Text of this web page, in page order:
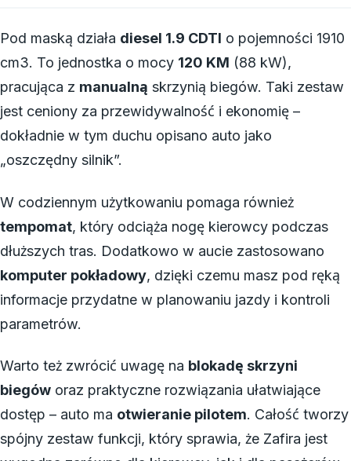
Pod maską działa diesel 1.9 CDTI o pojemności 1910
cm3. To jednostka o mocy 120 KM (88 kW),
pracująca z manualną skrzynią biegów. Taki zestaw
jest ceniony za przewidywalność i ekonomię –
dokładnie w tym duchu opisano auto jako
„oszczędny silnik”.
W codziennym użytkowaniu pomaga również
tempomat, który odciąża nogę kierowcy podczas
dłuższych tras. Dodatkowo w aucie zastosowano
komputer pokładowy, dzięki czemu masz pod ręką
informacje przydatne w planowaniu jazdy i kontroli
parametrów.
Warto też zwrócić uwagę na blokadę skrzyni
biegów oraz praktyczne rozwiązania ułatwiające
dostęp – auto ma otwieranie pilotem. Całość tworzy
spójny zestaw funkcji, który sprawia, że Zafira jest